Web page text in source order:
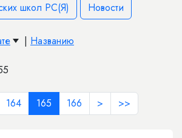
школ РС(Я)
Новости
| Названию
164 165 166 > >>